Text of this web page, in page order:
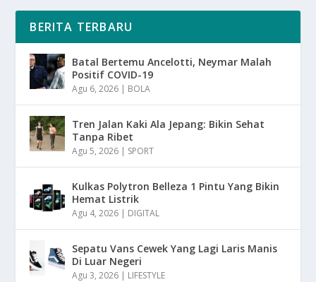
BERITA TERBARU
Batal Bertemu Ancelotti, Neymar Malah
Positif COVID-19
Agu 6, 2026 | BOLA
Tren Jalan Kaki Ala Jepang: Bikin Sehat
Tanpa Ribet
Agu 5, 2026 | SPORT
Kulkas Polytron Belleza 1 Pintu Yang Bikin
Hemat Listrik
Agu 4, 2026 | DIGITAL
Sepatu Vans Cewek Yang Lagi Laris Manis
Di Luar Negeri
Agu 3, 2026 | LIFESTYLE